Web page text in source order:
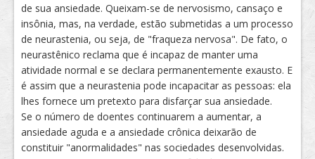
de sua ansiedade. Queixam-se de nervosismo, cansaço e
insônia, mas, na verdade, estão submetidas a um processo
de neurastenia, ou seja, de "fraqueza nervosa". De fato, o
neurastênico reclama que é incapaz de manter uma
atividade normal e se declara permanentemente exausto. E
é assim que a neurastenia pode incapacitar as pessoas: ela
lhes fornece um pretexto para disfarçar sua ansiedade.
Se o número de doentes continuarem a aumentar, a
ansiedade aguda e a ansiedade crônica deixarão de
constituir "anormalidades" nas sociedades desenvolvidas.